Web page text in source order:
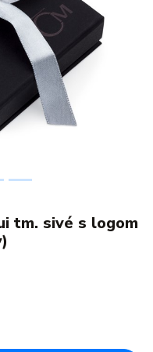
tm. sivé s logom